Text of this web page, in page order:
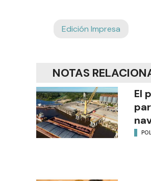
Edición Impresa
NOTAS
El